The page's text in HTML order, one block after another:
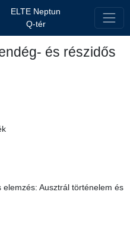
ELTE Neptun
Q-tér
és részidős
Ausztrál történelem és